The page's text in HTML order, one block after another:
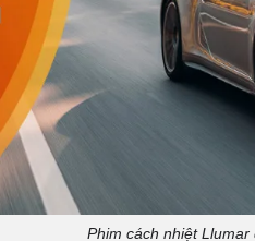
Phim cách nhiệt
ô tô của Mỹ đã nổi tiếng
Mercedes, Lexus,